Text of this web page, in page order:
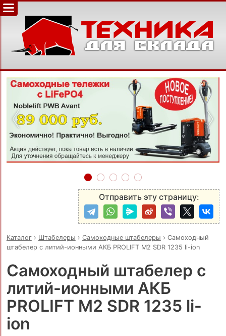
‹ ›
Отправить эту страницу:
Каталог› Штабелеры › Самоходные штабелеры › Самоходный
штабелер с литий-ионными АКБ PROLIFT M2 SDR 1235 li-ion
Самоходный штабелер с
литий-ионными АКБ
PROLIFT M2 SDR 1235 li-
ion